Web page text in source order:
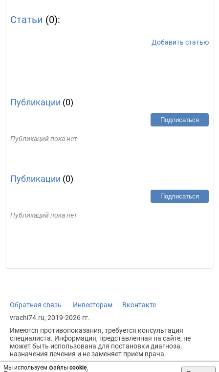
Мы используем файлы cookie.
Статьи (0):
Добавить статью
Публикации (0)
Подписаться
Публикаций пока нет
Публикации (0)
Подписаться
Публикаций пока нет
Обратная связь Инвесторам
Вконтакте
vrachi74.ru, 2019-2026 гг.
Имеются противопоказания, требуется консультация
специалиста. Информация, представленная на сайте, не
может быть использована для постановки диагноза,
назначения лечения и не заменяет прием врача.
Возрастное ограничение: 18+